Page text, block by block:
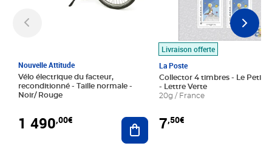
Nouvelle Attitude
Vélo électrique du facteur,
reconditionné - Taille normale -
Noir/ Rouge
1 490,00€ Ajouter au panier
Livraison offerte
La Poste
Collector 4 timbres - Le Petit
- Lettre Verte
20g / France
7,50€